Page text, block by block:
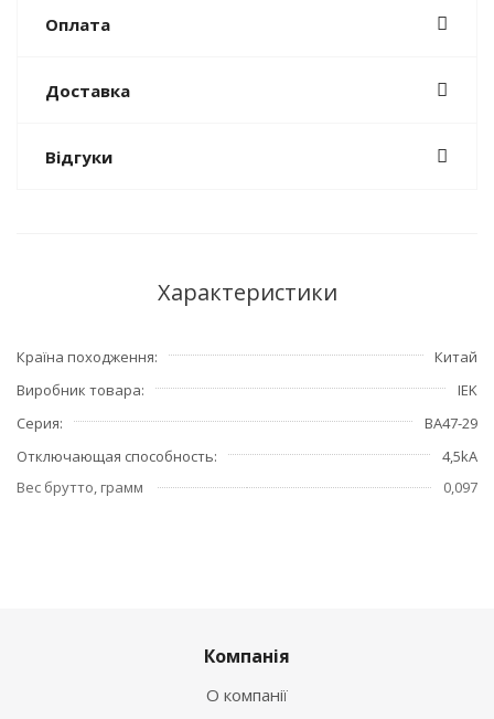
Оплата
Доставка
Відгуки
Характеристики
Країна походження
Китай
Виробник товара
IEK
Серия
ВА47-29
Отключающая способность
4,5kA
Вес брутто, грамм
0,097
Компанія
О компанії